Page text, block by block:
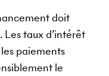
doit
taux d’intérêt
paiements
le